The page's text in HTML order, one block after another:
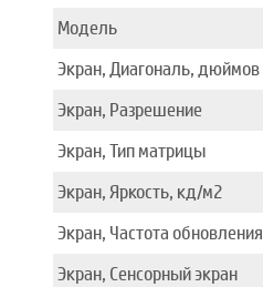
Модель
Экран, Диагональ, дюймов
Экран, Разрешение
Экран, Тип матрицы
Экран, Яркость, кд/м2
Экран, Частота обновления
Экран, Сенсорный экран